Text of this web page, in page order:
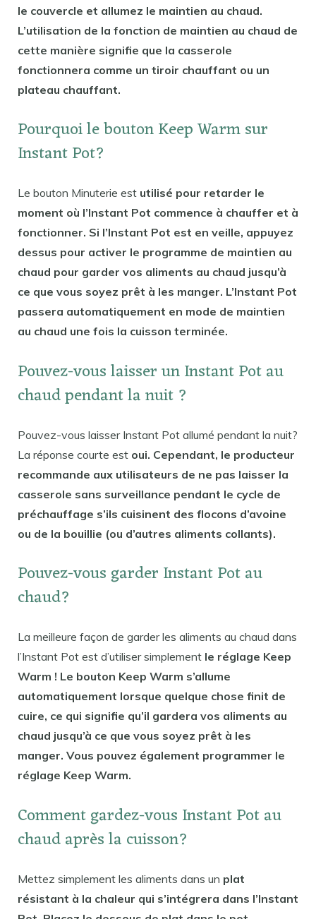
le couvercle et allumez le maintien au chaud.
L’utilisation de la fonction de maintien au chaud de
cette manière signifie que la casserole
fonctionnera comme un tiroir chauffant ou un
plateau chauffant.
Pourquoi le bouton Keep Warm sur
Instant Pot?
Le bouton Minuterie est utilisé pour retarder le
moment où l’Instant Pot commence à chauffer et à
fonctionner. Si l’Instant Pot est en veille, appuyez
dessus pour activer le programme de maintien au
chaud pour garder vos aliments au chaud jusqu’à
ce que vous soyez prêt à les manger. L’Instant Pot
passera automatiquement en mode de maintien
au chaud une fois la cuisson terminée.
Pouvez-vous laisser un Instant Pot au
chaud pendant la nuit ?
Pouvez-vous laisser Instant Pot allumé pendant la nuit?
La réponse courte est oui. Cependant, le producteur
recommande aux utilisateurs de ne pas laisser la
casserole sans surveillance pendant le cycle de
préchauffage s’ils cuisinent des flocons d’avoine
ou de la bouillie (ou d’autres aliments collants).
Pouvez-vous garder Instant Pot au
chaud?
La meilleure façon de garder les aliments au chaud dans
l’Instant Pot est d’utiliser simplement le réglage Keep
Warm ! Le bouton Keep Warm s’allume
automatiquement lorsque quelque chose finit de
cuire, ce qui signifie qu’il gardera vos aliments au
chaud jusqu’à ce que vous soyez prêt à les
manger. Vous pouvez également programmer le
réglage Keep Warm.
Comment gardez-vous Instant Pot au
chaud après la cuisson?
Mettez simplement les aliments dans un plat
résistant à la chaleur qui s’intégrera dans l’Instant